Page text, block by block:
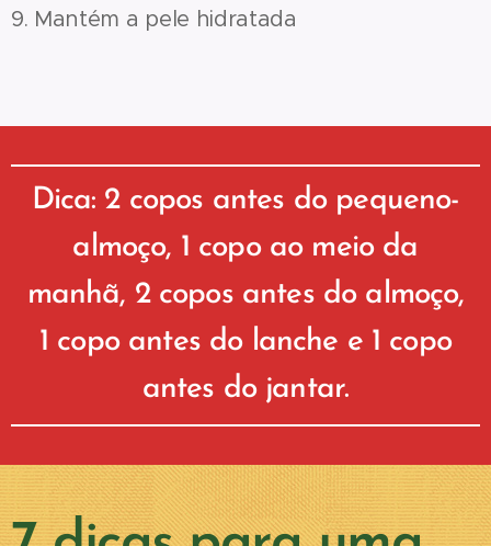
9. Mantém a pele hidratada
Dica: 2 copos antes do pequeno-
almoço, 1 copo ao meio da
manhã, 2 copos antes do almoço,
1 copo antes do lanche e 1 copo
antes do jantar.